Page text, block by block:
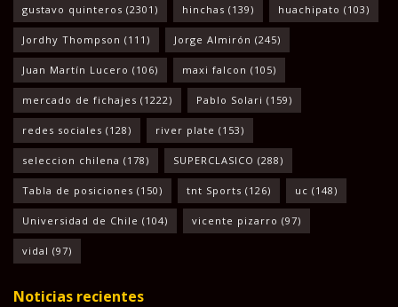
gustavo quinteros (2301) hinchas (139) huachipato (103)
Jordhy Thompson (111) Jorge Almirón (245)
Juan Martín Lucero (106) maxi falcon (105)
mercado de fichajes (1222) Pablo Solari (159)
redes sociales (128) river plate (153)
seleccion chilena (178) SUPERCLASICO (288)
Tabla de posiciones (150) tnt Sports (126) uc (148)
Universidad de Chile (104) vicente pizarro (97)
vidal (97)
Noticias recientes